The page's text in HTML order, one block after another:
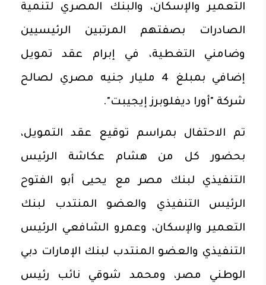
التعمير والإسكان، والبنك المصري لتنمية
الصادرات بصفتهم المرتبين الرئيسيين
وضامني التغطية، في إبرام عقد تمويل
إضافي بمبلغ 4 مليار جنيه مصري لصالح
شركة "أورا ديفلوبرز إيجيبت".
تم الاحتفال بمراسم توقيع عقد التمويل،
بحضور كل من هشام عكاشة الرئيس
التنفيذي لبنك مصر مع يحيى أبو الفتوح
الرئيس التنفيذي والعضو المنتدب لبنك
التعمير والإسكان، وعمرو الشافعي الرئيس
التنفيذي والعضو المنتدب لبنك الإمارات دبي
الوطني مصر، ومحمد شوقي نائب رئيس